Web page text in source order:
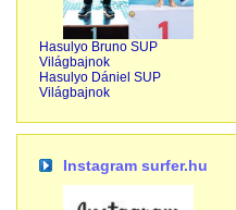
Hasulyo Bruno SUP
Világbajnok
Hasulyo Dániel SUP
Világbajnok
Instagram surfer.hu